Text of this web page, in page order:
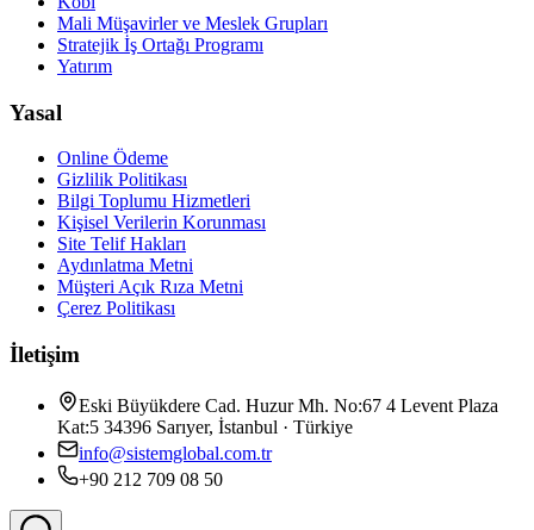
Mali Müşavirler ve Meslek Grupları
Stratejik İş Ortağı Programı
Yatırım
Yasal
Online Ödeme
Gizlilik Politikası
Bilgi Toplumu Hizmetleri
Kişisel Verilerin Korunması
Site Telif Hakları
Aydınlatma Metni
Müşteri Açık Rıza Metni
Çerez Politikası
İletişim
Eski Büyükdere Cad. Huzur Mh. No:67 4 Levent Plaza
Kat:5 34396 Sarıyer, İstanbul · Türkiye
info@sistemglobal.com.tr
+90 212 709 08 50